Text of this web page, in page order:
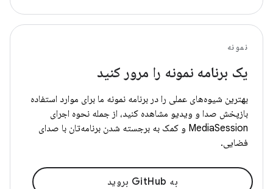
نمونه
یک برنامه نمونه را مرور کنید
بهترین شیوه‌های عملی را در برنامه نمونه ما برای موارد استفاده
بازپخش صدا و ویدیو مشاهده کنید، از جمله نحوه اجرای
MediaSession و کمک به برجسته شدن برنامه‌تان با صدای
فضایی.
به GitHub بروید